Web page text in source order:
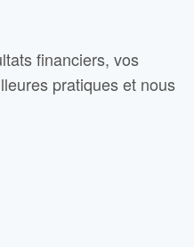
financiers, vos
pratiques et nous